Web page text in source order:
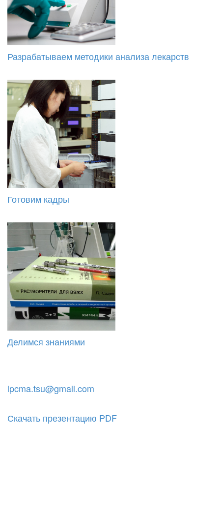
Разрабатываем методики анализа лекарств
Готовим кадры
Делимся знаниями
lpcma.tsu@gmail.com
Скачать презентацию PDF